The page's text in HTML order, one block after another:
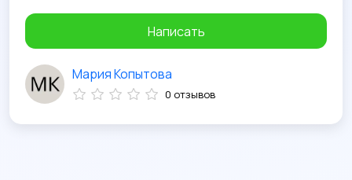
Написать
Мария Копытова
0 отзывов